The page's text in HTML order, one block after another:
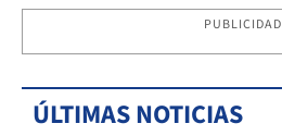
PUBLICIDAD
ÚLTIMAS NOTICIAS